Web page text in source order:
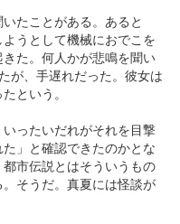
たことがある。あると
うとして機械におでこを
た。何人かが悲鳴を聞い
が、手遅れだった。彼女は
という。
ったいだれがそれを目撃
」と確認できたのかとな
市伝説とはそういうもの
そうだ。真夏には怪談が